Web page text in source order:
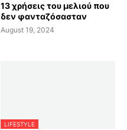
13 χρήσεις του μελιού που
δεν φανταζόσασταν
August 19, 2024
LIFESTYLE